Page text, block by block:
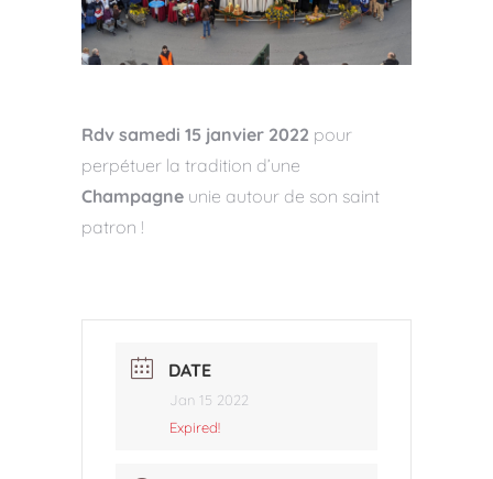
Rdv samedi 15 janvier 2022 pour
perpétuer la tradition d’une
Champagne unie autour de son saint
patron !
DATE
Jan 15 2022
Expired!